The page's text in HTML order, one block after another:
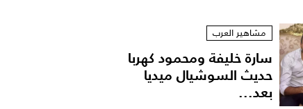
مشاهير العرب
سارة خليفة ومحمود كهربا
حديث السوشيال ميديا
بعد...